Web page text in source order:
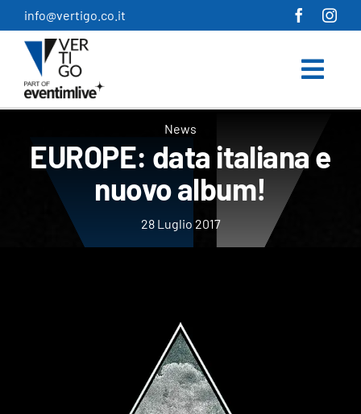
Salta
al
contenuto
info@vertigo.co.it
News
EUROPE: data italiana e
nuovo album!
28 Luglio 2017